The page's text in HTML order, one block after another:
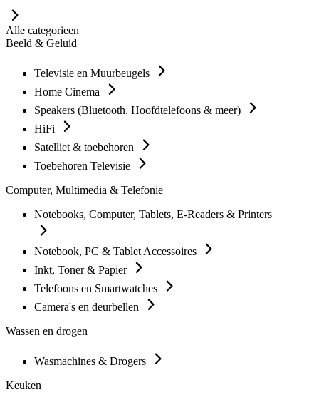
Alle categorieen
Beeld & Geluid
Televisie en Muurbeugels
Home Cinema
Speakers (Bluetooth, Hoofdtelefoons & meer)
HiFi
Satelliet & toebehoren
Toebehoren Televisie
Computer, Multimedia & Telefonie
Notebooks, Computer, Tablets, E-Readers & Printers
Notebook, PC & Tablet Accessoires
Inkt, Toner & Papier
Telefoons en Smartwatches
Camera's en deurbellen
Wassen en drogen
Wasmachines & Drogers
Keuken